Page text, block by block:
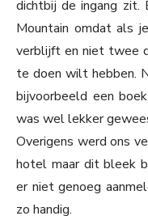
dichtbij de ingang zit.
Mountain omdat als
verblijft en niet twee
te doen wilt hebben.
bijvoorbeeld een
was wel lekker
Overigens werd ons
hotel maar dit bleek
er niet genoeg
zo handig.